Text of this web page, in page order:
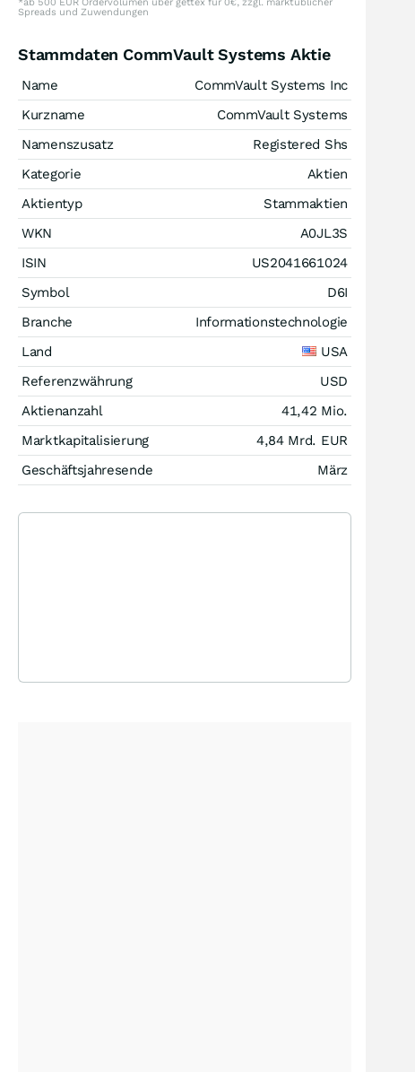
Spreads und Zuwendungen
Stammdaten CommVault Systems Aktie
Name
CommVault Systems Inc
Kurzname
CommVault Systems
Namenszusatz
Registered Shs
Kategorie
Aktien
Aktientyp
Stammaktien
WKN
A0JL3S
ISIN
US2041661024
Symbol
D6I
Branche
Informationstechnologie
Land
USA
Referenzwährung
USD
Aktienanzahl
41,42 Mio.
Marktkapitalisierung
4,84 Mrd. EUR
Geschäftsjahresende
März